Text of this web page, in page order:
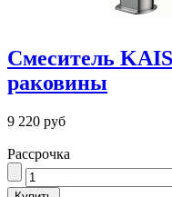
Смеситель
раковины
9 220 руб
Рассрочка